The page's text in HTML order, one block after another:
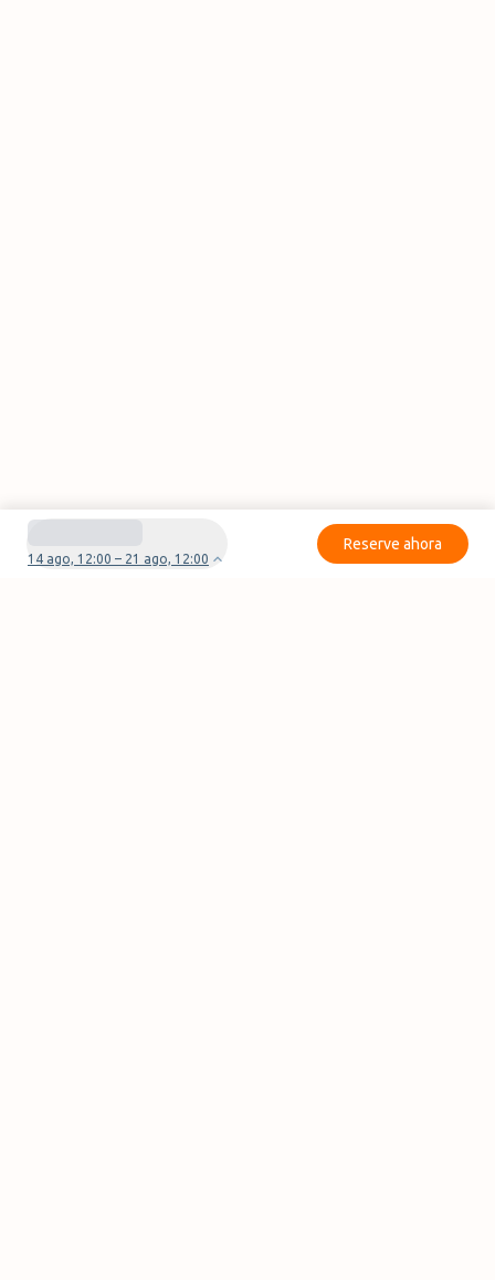
14 ago, 12:00 – 21 ago, 12:00
Reserve ahora